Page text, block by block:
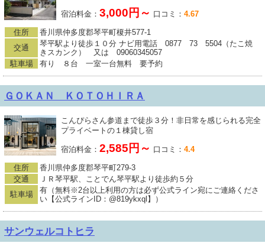
宿泊料金： 3,000円～ 口コミ： 4.67
住所
香川県仲多度郡琴平町榎井577-1
交通
琴平駅より徒歩１０分 ナビ用電話 0877 73 5504（たこ焼
きスカンク） 又は 09060345057
駐車場
有り ８台 一室一台無料 要予約
ＧＯＫＡＮ ＫＯＴＯＨＩＲＡ
こんぴらさん参道まで徒歩３分！非日常を感じられる完全
プライベートの１棟貸し宿
宿泊料金： 2,585円～ 口コミ： 4.4
住所
香川県仲多度郡琴平町279-3
交通
ＪＲ琴平駅、ことでん琴平駅より徒歩約５分
駐車場
有（無料※2台以上利用の方は必ず公式ライン宛にご連絡くださ
い【公式ラインID：@819ykxql】）
サンウェルコトヒラ